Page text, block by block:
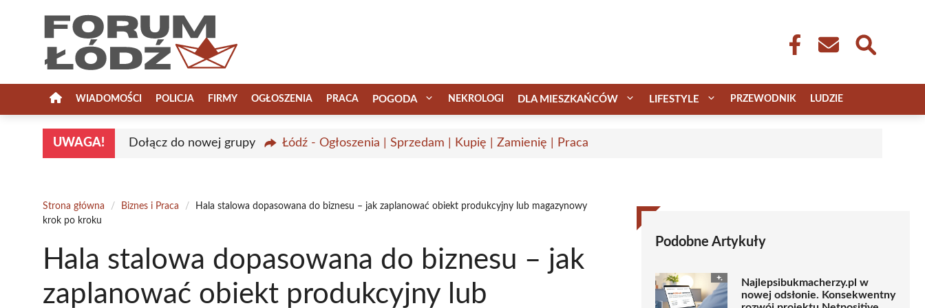
WIADOMOŚCI POLICJA FIRMY OGŁOSZENIA PRACA POGODA NEKROLOGI DLA MIESZKAŃCÓW LIFESTYLE PRZEWODNIK LUDZIE
UWAGA! Dołącz do nowej grupy Łódź - Ogłoszenia | Sprzedam | Kupię | Zamienię | Praca
Strona główna / Biznes i Praca /
Hala stalowa dopasowana do biznesu – jak zaplanować obiekt produkcyjny lub magazynowy
krok po kroku
Hala stalowa dopasowana do biznesu – jak
zaplanować obiekt produkcyjny lub
Podobne Artykuły
Najlepsibukmacherzy.pl w
nowej odsłonie. Konsekwentny